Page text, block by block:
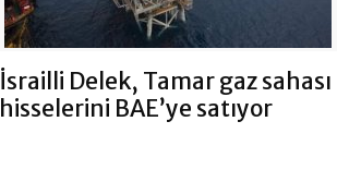
İsrailli Delek, Tamar gaz sahası
hisselerini BAE’ye satıyor